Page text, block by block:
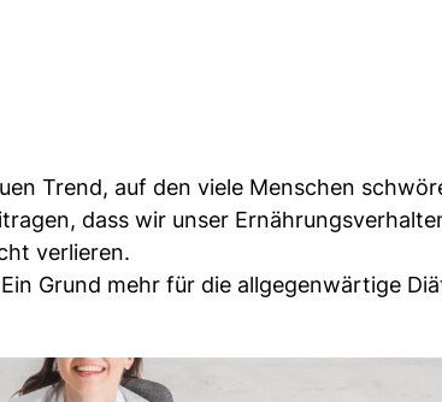
Trend, auf den viele Menschen
dass wir unser
verlieren.
Grund mehr für die allgegenwärtige